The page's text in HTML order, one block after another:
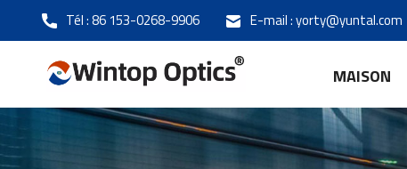
Tél :86 153-0268-9906 E-mail :yorty@yuntal.com
MAISON